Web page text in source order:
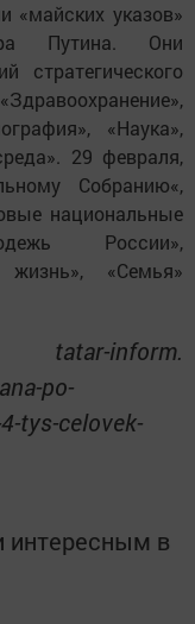
«майских указов»
Путина. Они
стратегического
«Наука»,
29 февраля,
Собранию«,
национальные
России»,
«Семья»
tatar-inform.
po-
tys-celovek-
в